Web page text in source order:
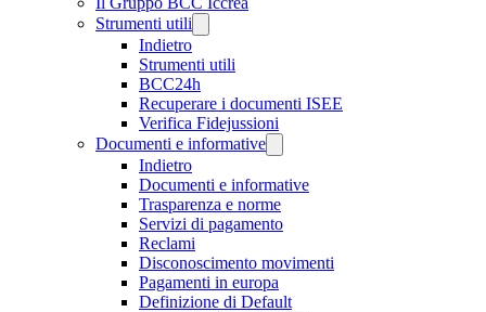
Strumenti utili
Indietro
Strumenti utili
BCC24h
Recuperare i documenti ISEE
Verifica Fidejussioni
Documenti e informative
Indietro
Documenti e informative
Trasparenza e norme
Servizi di pagamento
Reclami
Disconoscimento movimenti
Pagamenti in europa
Definizione di Default